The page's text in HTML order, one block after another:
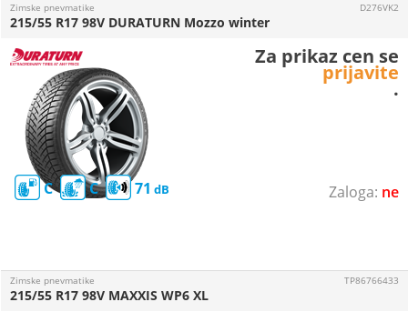
ne
Zimske pnevmatike
C C 71
215/55 R17 98V DURATURN Mozzo winter
D276VK2
Za prikaz cen se
prijavite
.
Zimske pnevmatike
215/55 R17 98V MAXXIS WP6 XL
TP86766433